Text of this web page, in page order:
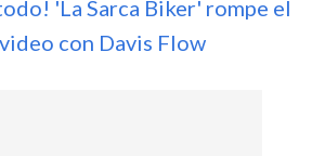
'La Sarca Biker' rompe el
con Davis Flow